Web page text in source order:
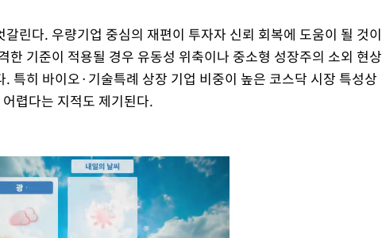
린다. 우량기업 중심의 재편이 투자자 신뢰 회복에 도움이 될 것이
한 기준이 적용될 경우 유동성 위축이나 중소형 성장주의 소외 현상
특히 바이오·기술특례 상장 기업 비중이 높은 코스닥 시장 특성상
렵다는 지적도 제기된다.